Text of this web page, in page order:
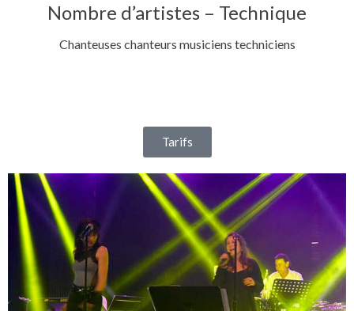
Nombre d’artistes – Technique
Chanteuses chanteurs musiciens techniciens
Tarifs